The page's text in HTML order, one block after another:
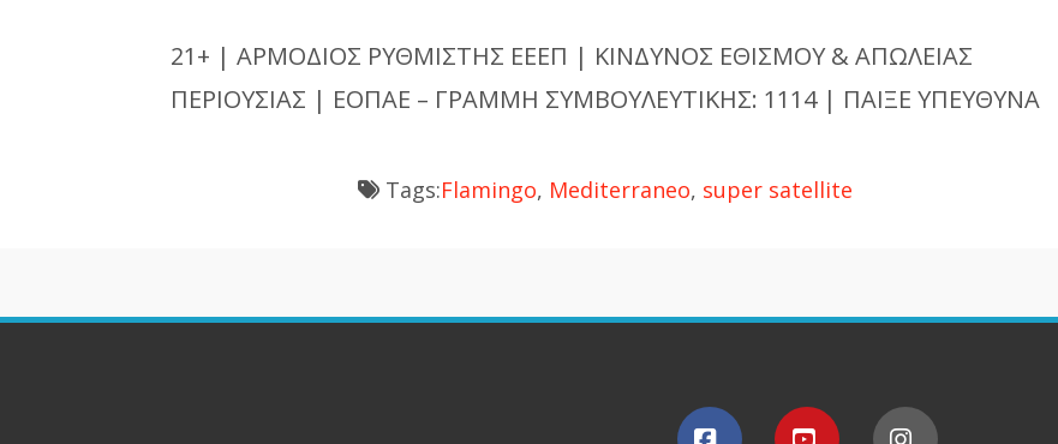
21+ | ΑΡΜΟΔΙΟΣ ΡΥΘΜΙΣΤΗΣ ΕΕΕΠ | ΚΙΝΔΥΝΟΣ ΕΘΙΣΜΟΥ & ΑΠΩΛΕΙΑΣ
ΠΕΡΙΟΥΣΙΑΣ | ΕΟΠΑΕ – ΓΡΑΜΜΗ ΣΥΜΒΟΥΛΕΥΤΙΚΗΣ: 1114 | ΠΑΙΞΕ ΥΠΕΥΘΥΝΑ
Tags:Flamingo, Mediterraneo, super satellite